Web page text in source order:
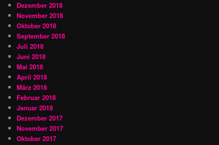
Dezember 2018
November 2018
Oktober 2018
September 2018
Juli 2018
Juni 2018
Mai 2018
April 2018
März 2018
Februar 2018
Januar 2018
Dezember 2017
November 2017
Oktober 2017